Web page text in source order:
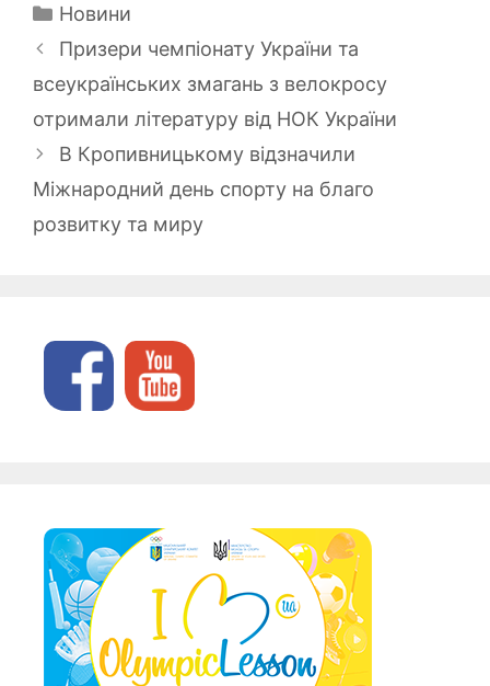
Категорії
Новини
Призери чемпіонату України та
всеукраїнських змагань з велокросу
отримали літературу від НОК України
В Кропивницькому відзначили
Міжнародний день спорту на благо
розвитку та миру